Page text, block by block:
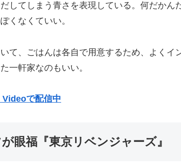
してしまう青さを表現している。何だかん
くなくていい。
いて、ごはんは各自で用意するため、よくイ
一軒家なのもいい。
で配信中
眼福『東京リベンジャーズ』